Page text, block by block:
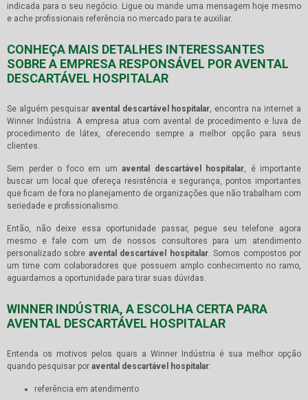
indicada para o seu negócio. Ligue ou mande uma mensagem hoje mesmo
e ache profissionais referência no mercado para te auxiliar.
CONHEÇA MAIS DETALHES INTERESSANTES
SOBRE A EMPRESA RESPONSÁVEL POR AVENTAL
DESCARTÁVEL HOSPITALAR
Se alguém pesquisar avental descartável hospitalar , encontra na internet a
Winner Indústria. A empresa atua com avental de procedimento e luva de
procedimento de látex, oferecendo sempre a melhor opção para seus
clientes.
Sem perder o foco em um avental descartável hospitalar , é importante
buscar um local que ofereça resistência e segurança, pontos importantes
que ficam de fora no planejamento de organizações que não trabalham com
seriedade e profissionalismo.
Então, não deixe essa oportunidade passar, pegue seu telefone agora
mesmo e fale com um de nossos consultores para um atendimento
personalizado sobre avental descartável hospitalar. Somos compostos por
um time com colaboradores que possuem amplo conhecimento no ramo,
aguardamos a oportunidade para tirar suas dúvidas.
WINNER INDÚSTRIA, A ESCOLHA CERTA PARA
AVENTAL DESCARTÁVEL HOSPITALAR
Entenda os motivos pelos quais a Winner Indústria é sua melhor opção
quando pesquisar por avental descartável hospitalar:
referência em atendimento